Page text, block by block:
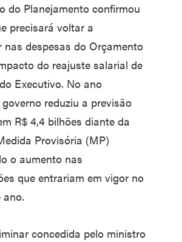
do Planejamento confirmou
precisará voltar a
nas despesas do Orçamento
do reajuste salarial de
Executivo. No ano
reduziu a previsão
R$ 4,4 bilhões diante da
Provisória (MP)
o aumento nas
que entrariam em vigor no
ano.
concedida pelo ministro